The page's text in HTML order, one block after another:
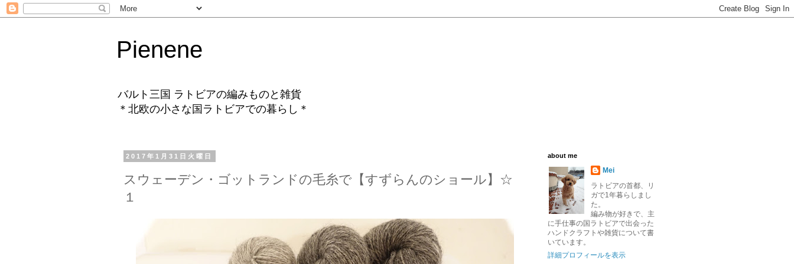
Pienene
バルト三国 ラトビアの編みものと雑貨
＊北欧の小さな国ラトビアでの暮らし＊
2017年1月31日火曜日
スウェーデン・ゴットランドの毛糸で【すずらんのショール】☆
１
about me
Mei
ラトビアの首都、リ
ガで1年暮らしまし
た。
編み物が好きで、主
に手仕事の国ラトビアで出会った
ハンドクラフトや雑貨について書
いています。
詳細プロフィールを表示